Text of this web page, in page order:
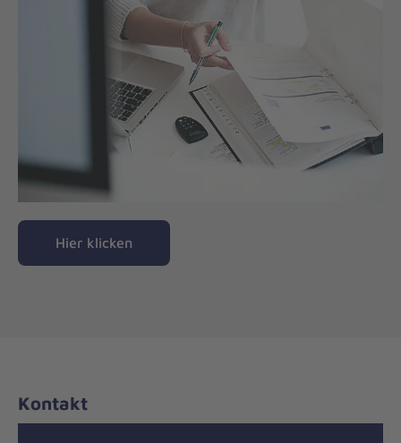
Hier klicken
Kontakt